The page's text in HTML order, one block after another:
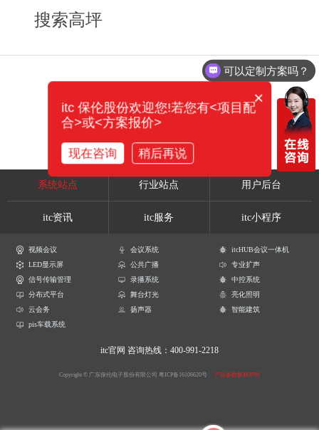
搜索高坪
系统站点 行业站点 用户后台
itc资讯 itc服务 itc小程序
视频会议 会议系统
itcHUB会议一体机
LED显示屏
公共广播
专业扩声
信号传输管理
录播系统
中控系统
分布式平台
舞台灯光
亮化照明
云会务
扬声器
智能建筑
pis车载系统
itc官网 咨询热线：400-991-2218
Copyright © 广东保伦电子股份有限公司 粤ICP备16106620号 产品参数解释声明
可以定制方案吗？
×
itc 保伦股份欢迎您!若您有<项目配
合>或<方案报价>
现在咨询 稍后再说